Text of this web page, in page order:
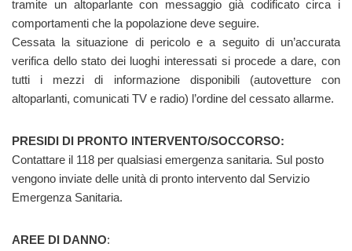
tramite un altoparlante con messaggio già codificato circa i
comportamenti che la popolazione deve seguire.
Cessata la situazione di pericolo e a seguito di un’accurata
verifica dello stato dei luoghi interessati si procede a dare, con
tutti i mezzi di informazione disponibili (autovetture con
altoparlanti, comunicati TV e radio) l’ordine del cessato allarme.
PRESIDI DI PRONTO INTERVENTO/SOCCORSO:
Contattare il 118 per qualsiasi emergenza sanitaria. Sul posto
vengono inviate delle unità di pronto intervento dal Servizio
Emergenza Sanitaria.
AREE DI DANNO: